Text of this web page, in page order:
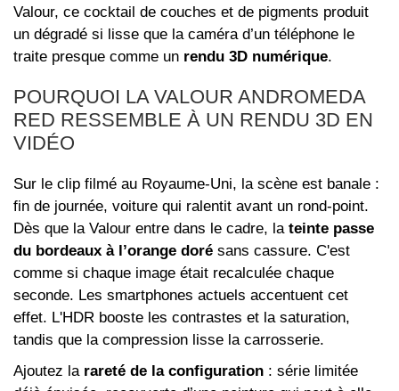
Valour, ce cocktail de couches et de pigments produit
un dégradé si lisse que la caméra d’un téléphone le
traite presque comme un rendu 3D numérique.
POURQUOI LA VALOUR ANDROMEDA
RED RESSEMBLE À UN RENDU 3D EN
VIDÉO
Sur le clip filmé au Royaume‑Uni, la scène est banale :
fin de journée, voiture qui ralentit avant un rond‑point.
Dès que la Valour entre dans le cadre, la teinte passe
du bordeaux à l’orange doré sans cassure. C'est
comme si chaque image était recalculée chaque
seconde. Les smartphones actuels accentuent cet
effet. L'HDR booste les contrastes et la saturation,
tandis que la compression lisse la carrosserie.
Ajoutez la rareté de la configuration : série limitée